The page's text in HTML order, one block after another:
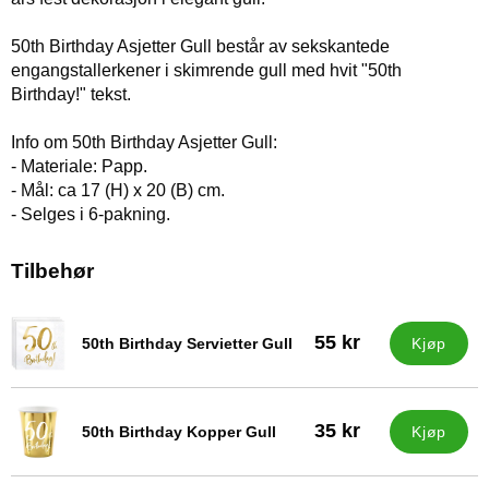
50th Birthday Asjetter Gull består av sekskantede
engangstallerkener i skimrende gull med hvit "50th
Birthday!" tekst.
Info om 50th Birthday Asjetter Gull:
- Materiale: Papp.
- Mål: ca 17 (H) x 20 (B) cm.
- Selges i 6-pakning.
Tilbehør
50th Birthday Servietter Gull
Varenummer 33113 55 kr Kjøp
50th Birthday Kopper Gull
Varenummer 31258 35 kr Kjøp